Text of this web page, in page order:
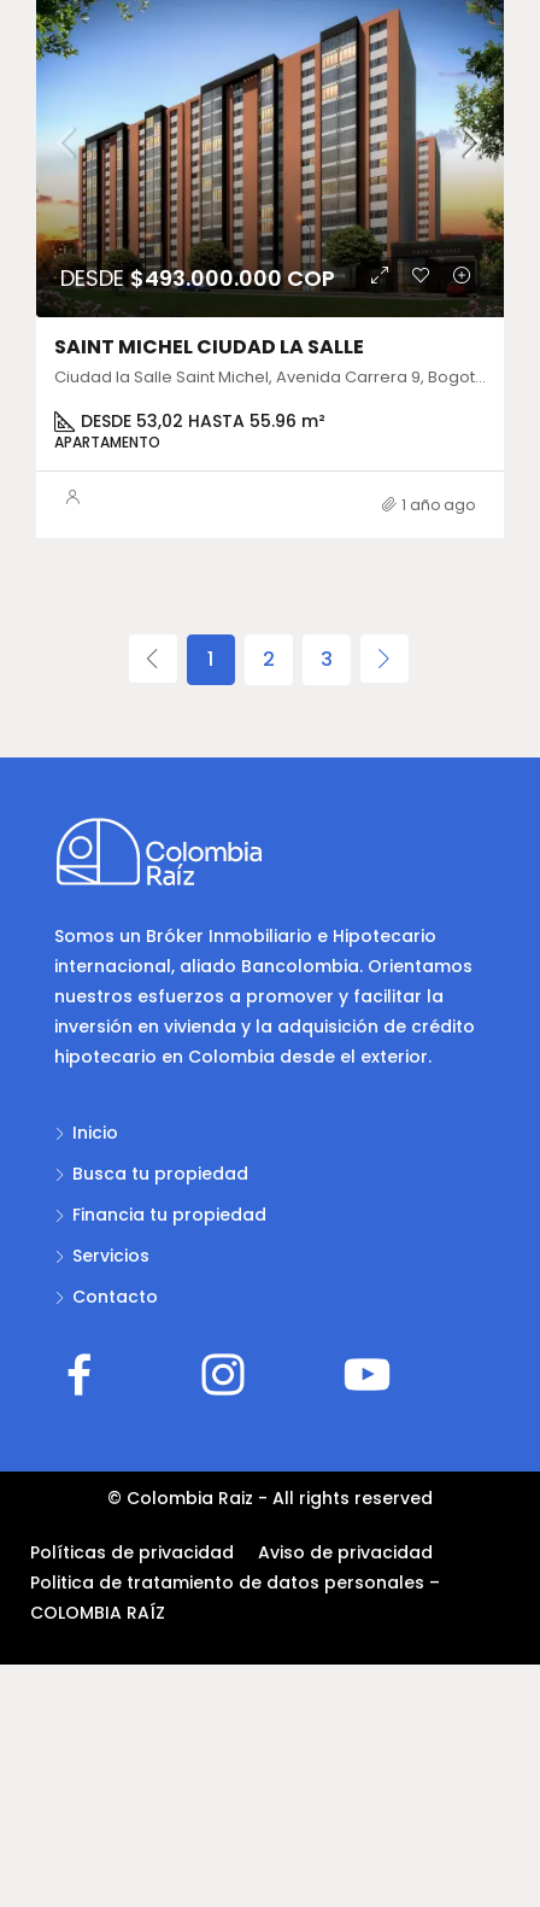
DESDE$493.000.000 COP
SAINT MICHEL CIUDAD LA SALLE
Ciudad la Salle Saint Michel, Avenida Carrera 9, Bogotá, Colombia
DESDE 53,02 HASTA 55.96 m²
APARTAMENTO
1 año ago
1 2 3
Somos un Bróker Inmobiliario e Hipotecario
internacional, aliado Bancolombia. Orientamos
nuestros esfuerzos a promover y facilitar la
inversión en vivienda y la adquisición de crédito
hipotecario en Colombia desde el exterior.
Inicio
Busca tu propiedad
Financia tu propiedad
Servicios
Contacto
© Colombia Raiz - All rights reserved
Políticas de privacidad
Aviso de privacidad
Politica de tratamiento de datos personales –
COLOMBIA RAÍZ